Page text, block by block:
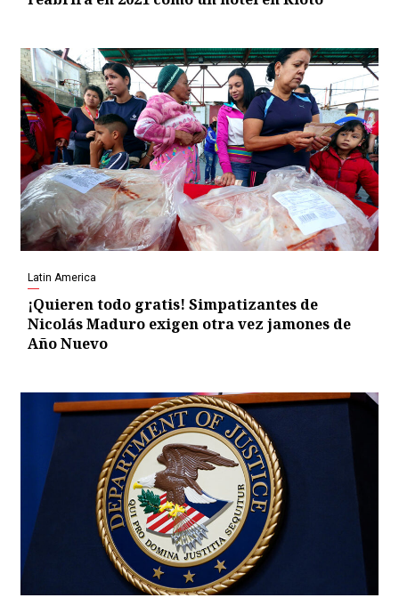
Latin America
¡Quieren todo gratis! Simpatizantes de
Nicolás Maduro exigen otra vez jamones de
Año Nuevo